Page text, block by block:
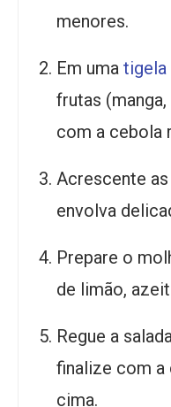
menores.
Em uma tigela
frutas
com a cebola
Acrescente
envolva
Prepare o
de limão,
Regue a
finalize com a
cima.